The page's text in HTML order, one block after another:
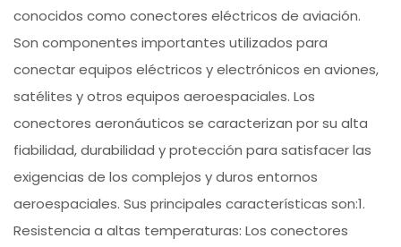
conocidos como conectores eléctricos de aviación.
Son componentes importantes utilizados para
conectar equipos eléctricos y electrónicos en aviones,
satélites y otros equipos aeroespaciales. Los
conectores aeronáuticos se caracterizan por su alta
fiabilidad, durabilidad y protección para satisfacer las
exigencias de los complejos y duros entornos
aeroespaciales. Sus principales características son:1.
Resistencia a altas temperaturas: Los conectores